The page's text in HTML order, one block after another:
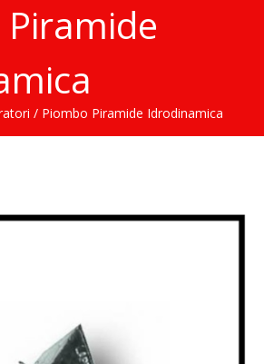
/ Piombo Piramide Idrodinamica